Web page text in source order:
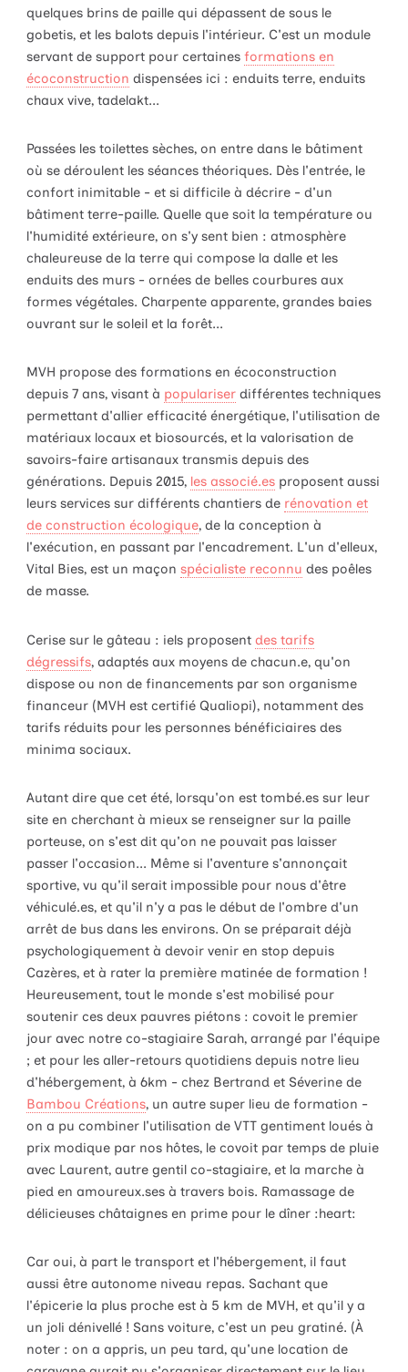
quelques brins de paille qui dépassent de sous le
gobetis, et les balots depuis l'intérieur. C'est un module
servant de support pour certainesformations en
écoconstruction dispensées ici : enduits terre, enduits
chaux vive, tadelakt...
Passées les toilettes sèches, on entre dans le bâtiment
où se déroulent les séances théoriques. Dès l'entrée, le
confort inimitable - et si difficile à décrire - d'un
bâtiment terre-paille. Quelle que soit la température ou
l'humidité extérieure, on s'y sent bien : atmosphère
chaleureuse de la terre qui compose la dalle et les
enduits des murs - ornées de belles courbures aux
formes végétales. Charpente apparente, grandes baies
ouvrant sur le soleil et la forêt...
MVH propose des formations en écoconstruction
depuis 7 ans, visant à populariser différentes techniques
permettant d'allier efficacité énergétique, l'utilisation de
matériaux locaux et biosourcés, et la valorisation de
savoirs-faire artisanaux transmis depuis des
générations. Depuis 2015, les associé.es proposent aussi
leurs services sur différents chantiers de rénovation et
de construction écologique, de la conception à
l'exécution, en passant par l'encadrement. L'un d'elleux,
Vital Bies, est un maçonspécialiste reconnu des poêles
de masse.
Cerise sur le gâteau : iels proposentdes tarifs
dégressifs, adaptés aux moyens de chacun.e, qu'on
dispose ou non de financements par son organisme
financeur (MVH est certifié Qualiopi), notamment des
tarifs réduits pour les personnes bénéficiaires des
minima sociaux.
Autant dire que cet été, lorsqu'on est tombé.es sur leur
site en cherchant à mieux se renseigner sur la paille
porteuse, on s'est dit qu'on ne pouvait pas laisser
passer l'occasion... Même si l'aventure s'annonçait
sportive, vu qu'il serait impossible pour nous d'être
véhiculé.es, et qu'il n'y a pas le début de l'ombre d'un
arrêt de bus dans les environs. On se préparait déjà
psychologiquement à devoir venir en stop depuis
Cazères, et à rater la première matinée de formation !
Heureusement, tout le monde s'est mobilisé pour
soutenir ces deux pauvres piétons : covoit le premier
jour avec notre co-stagiaire Sarah, arrangé par l'équipe
; et pour les aller-retours quotidiens depuis notre lieu
d'hébergement, à 6km - chez Bertrand et Séverine de
Bambou Créations, un autre super lieu de formation -
on a pu combiner l'utilisation de VTT gentiment loués à
prix modique par nos hôtes, le covoit par temps de pluie
avec Laurent, autre gentil co-stagiaire, et la marche à
pied en amoureux.ses à travers bois. Ramassage de
délicieuses châtaignes en prime pour le dîner :heart:
Car oui, à part le transport et l'hébergement, il faut
aussi être autonome niveau repas. Sachant que
l'épicerie la plus proche est à 5 km de MVH, et qu'il y a
un joli dénivellé ! Sans voiture, c'est un peu gratiné. (À
noter : on a appris, un peu tard, qu'une location de